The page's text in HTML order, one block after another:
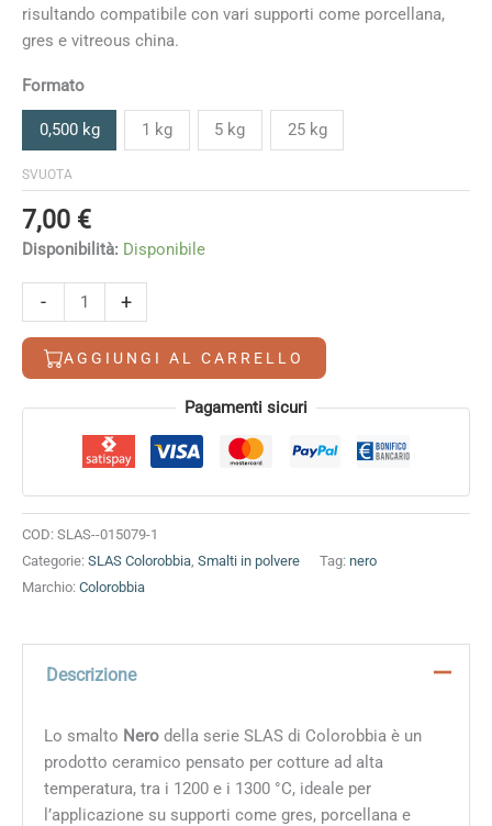
risultando compatibile con vari supporti come porcellana,
gres e vitreous china.
Formato
0,500 kg 1 kg 5 kg 25 kg
SVUOTA
7,00 €
Disponibilità: Disponibile
-
quantità
+
AGGIUNGI AL CARRELLO
Alternative: Pagamenti sicuri
COD: SLAS--015079-1
Categorie: SLAS Colorobbia Smalti in polvere Tag: nero
Marchio: Colorobbia
Descrizione
Lo smalto Nerodella serie SLAS di Colorobbia è un
prodotto ceramico pensato per cotture ad alta
temperatura, tra i 1200 e i 1300 °C, ideale per
l’applicazione su supporti come gres, porcellana e